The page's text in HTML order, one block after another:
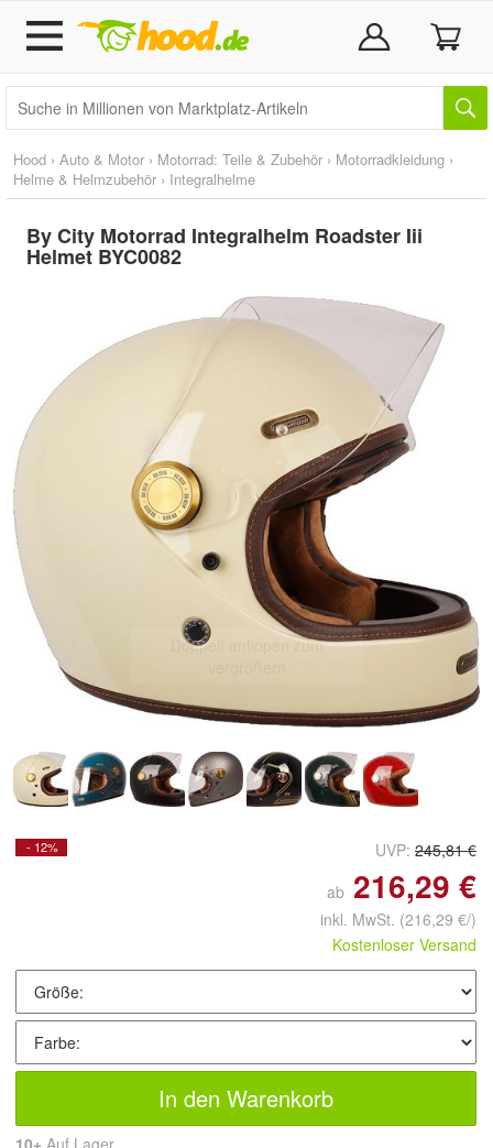
Hood › Auto & Motor › Motorrad: Teile & Zubehör › Motorradkleidung ›
Helme & Helmzubehör › Integralhelme
By City Motorrad Integralhelm Roadster Iii
Helmet BYC0082
Doppelt antippen zum
- 12% UVP: 245,81 €
ab 216,29 €
inkl. MwSt. (216,29 €/)
Kostenloser Versand
In den Warenkorb
10+ Auf Lager